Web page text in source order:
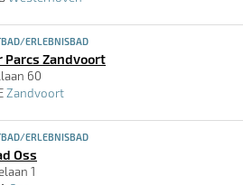
ERLEBNISBAD
Parcs Zandvoort
60
Zandvoort
ERLEBNISBAD
Oss
1